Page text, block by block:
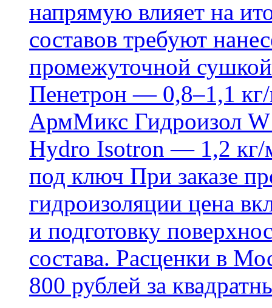
напрямую влияет на
составов требуют
промежуточной
Пенетрон — 0,8–1,1 кг/
АрмМикс Гидроизол
Hydro Isotron — 1,2 кг/
под ключ При заказе
гидроизоляции цена
и подготовку
состава. Расценки в
800 рублей за